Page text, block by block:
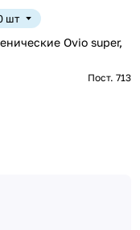
шт
Ovio super,
Пост. 713